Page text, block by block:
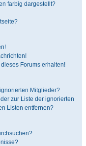
farbig dargestellt?
Forums erhalten!
Mitglieder?
zur Liste der ignorierten
Listen entfernen?